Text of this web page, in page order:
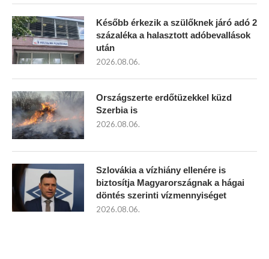
Később érkezik a szülőknek járó adó 2
százaléka a halasztott adóbevallások
után
2026.08.06.
Országszerte erdőtüzekkel küzd
Szerbia is
2026.08.06.
Szlovákia a vízhiány ellenére is
biztosítja Magyarországnak a hágai
döntés szerinti vízmennyiséget
2026.08.06.